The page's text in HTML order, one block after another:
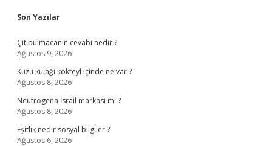
Sidebar
Son Yazılar
Çit bulmacanın cevabı nedir ?
Ağustos 9, 2026
Kuzu kulağı kokteyl içinde ne var ?
Ağustos 8, 2026
Neutrogena İsrail markası mı ?
Ağustos 8, 2026
Eşitlik nedir sosyal bilgiler ?
Ağustos 6, 2026